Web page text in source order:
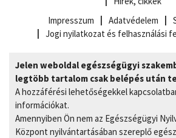
Impresszum
Adatvédelem
Jogi nyilatkozat és felhasználási
Jelen weboldal egészségügyi
legtöbb tartalom csak belépés után
A hozzáférési lehetőségekkel
információkat.
Amennyiben Ön nem az Egészségügyi
Központ nyilvántartásában szereplő